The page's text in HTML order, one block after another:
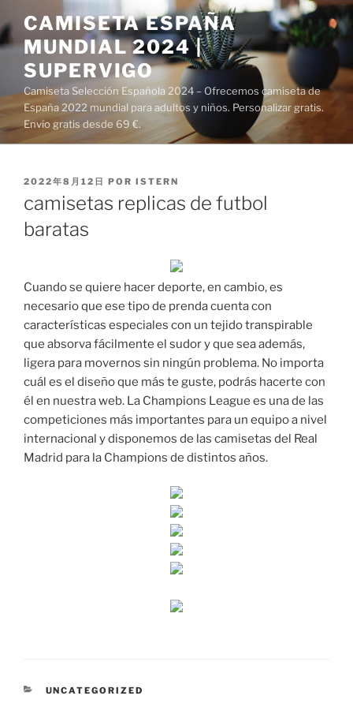
al
contenido
CAMISETA ESPAÑA
MUNDIAL 2024 |
SUPERVIGO
Camiseta Selección Española 2024 – Ofrecemos camiseta de
España 2022 mundial para adultos y niños. Personalizar gratis.
Envío gratis desde 69 €.
PUBLICADO
2022年8月12日 POR ISTERN
camisetas replicas de futbol
baratas
Cuando se quiere hacer deporte, en cambio, es
necesario que ese tipo de prenda cuenta con
características especiales con un tejido transpirable
que absorva fácilmente el sudor y que sea además,
ligera para movernos sin ningún problema. No importa
cuál es el diseño que más te guste, podrás hacerte con
él en nuestra web. La Champions League es una de las
competiciones más importantes para un equipo a nivel
internacional y disponemos de las camisetas del Real
Madrid para la Champions de distintos años.
CATEGORÍAS
UNCATEGORIZED